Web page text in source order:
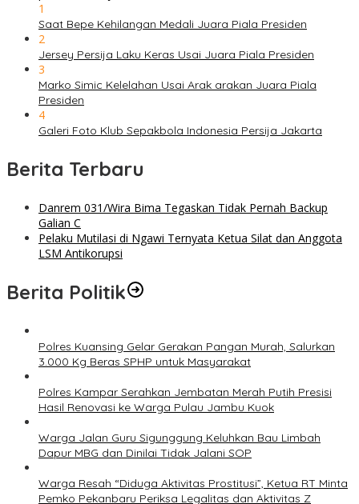
1
Saat Bepe Kehilangan Medali Juara Piala Presiden
2
Jersey Persija Laku Keras Usai Juara Piala Presiden
3
Marko Simic Kelelahan Usai Arak arakan Juara Piala
Presiden
4
Galeri Foto Klub Sepakbola Indonesia Persija Jakarta
Berita Terbaru
Danrem 031/Wira Bima Tegaskan Tidak Pernah Backup
Galian C
Pelaku Mutilasi di Ngawi Ternyata Ketua Silat dan Anggota
LSM Antikorupsi
Berita Politik
Polres Kuansing Gelar Gerakan Pangan Murah, Salurkan
3.000 Kg Beras SPHP untuk Masyarakat
Polres Kampar Serahkan Jembatan Merah Putih Presisi
Hasil Renovasi ke Warga Pulau Jambu Kuok
Warga Jalan Guru Sigunggung Keluhkan Bau Limbah
Dapur MBG dan Dinilai Tidak Jalani SOP
Warga Resah “Diduga Aktivitas Prostitusi”, Ketua RT Minta
Pemko Pekanbaru Periksa Legalitas dan Aktivitas Z